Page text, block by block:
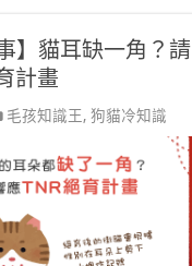
】貓耳缺一角？請
計畫
毛孩知識王, 狗貓冷知識